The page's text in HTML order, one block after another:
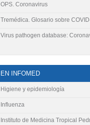
OPS. Coronavirus
Tremédica. Glosario sobre
Virus pathogen database:
EN INFOMED
Higiene y epidemiología
Influenza
Instituto de Medicina Tropical